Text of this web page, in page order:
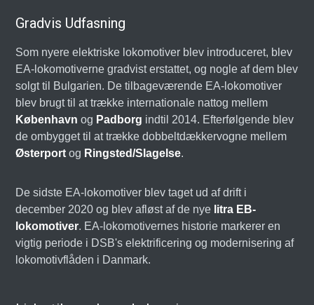
Gradvis Udfasning
Som nyere elektriske lokomotiver blev introduceret, blev
EA-lokomotiverne gradvist erstattet, og nogle af dem blev
solgt til Bulgarien. De tilbageværende EA-lokomotiver
blev brugt til at trække internationale nattog mellem
København og Padborg indtil 2014. Efterfølgende blev
de ombygget til at trække dobbeltdækkervogne mellem
Østerport og Ringsted/Slagelse.
De sidste EA-lokomotiver blev taget ud af drift i
december 2020 og blev afløst af de nye litra EB-
lokomotiver. EA-lokomotivernes historie markerer en
vigtig periode i DSB's elektrificering og modernisering af
lokomotivflåden i Danmark.